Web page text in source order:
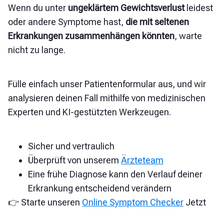
Wenn du unter ungeklärtem Gewichtsverlust leidest
oder andere Symptome hast, die mit seltenen
Erkrankungen zusammenhängen könnten, warte
nicht zu lange.
Fülle einfach unser Patientenformular aus, und wir
analysieren deinen Fall mithilfe von medizinischen
Experten und KI-gestützten Werkzeugen.
Sicher und vertraulich
Überprüft von unserem Ärzteteam
Eine frühe Diagnose kann den Verlauf deiner
Erkrankung entscheidend verändern
👉 Starte unseren Online Symptom Checker Jetzt